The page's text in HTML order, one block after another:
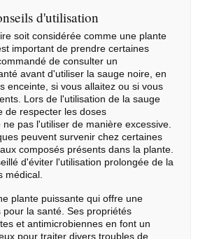
d'utilisation
soit considérée comme une plante
important de prendre certaines
de consulter un
avant d'utiliser la sauge noire, en
enceinte, si vous allaitez ou si vous
Lors de l'utilisation de la sauge
de respecter les doses
pas l'utiliser de manière excessive.
peuvent survenir chez certaines
composés présents dans la plante.
d'éviter l'utilisation prolongée de la
médical.
plante puissante qui offre une
pour la santé. Ses propriétés
et antimicrobiennes en font un
pour traiter divers troubles de